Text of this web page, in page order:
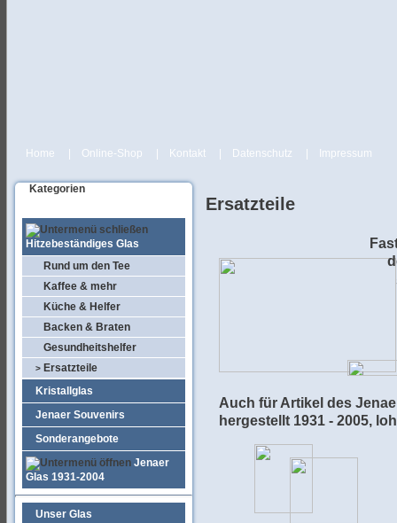
Home Online-Shop Kontakt Datenschutz Impressum
Kategorien
Hitzebeständiges Glas
Rund um den Tee
Kaffee & mehr
Küche & Helfer
Backen & Braten
Gesundheitshelfer
> Ersatzteile
Kristallglas
Jenaer Souvenirs
Sonderangebote
Jenaer
Glas 1931-2004
Unser Glas
Ersatzteile
Auch für Artikel des
hergestellt 1931 - 2005,